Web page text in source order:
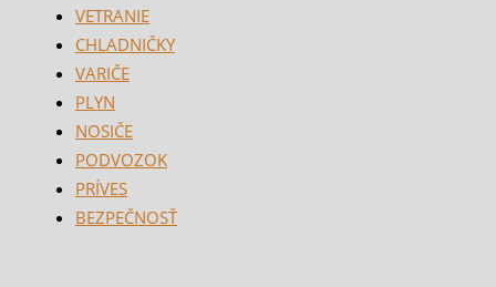
VETRANIE
CHLADNIČKY
VARIČE
PLYN
NOSIČE
PODVOZOK
PRÍVES
BEZPEČNOSŤ